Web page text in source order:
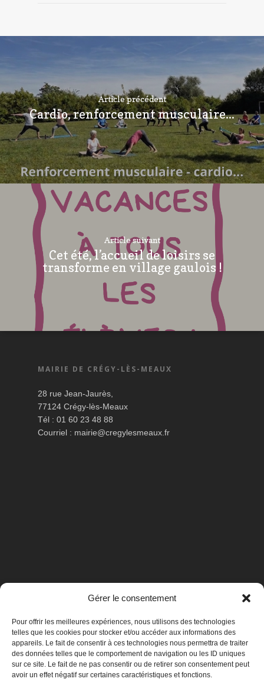
Gérer le consentement
Pour offrir les meilleures expériences, nous utilisons des technologies
telles que les cookies pour stocker et/ou accéder aux informations des
appareils. Le fait de consentir à ces technologies nous permettra de traiter
des données telles que le comportement de navigation ou les ID uniques
sur ce site. Le fait de ne pas consentir ou de retirer son consentement peut
avoir un effet négatif sur certaines caractéristiques et fonctions.
Article précédent
Cardio, renforcement musculaire...
Article suivant
Cet été, l’accueil de loisirs se
transforme en village gaulois !
MAIRIE DE CRÉGY-LÈS-MEAUX
28 rue Jean-Jaurès,
77124 Crégy-lès-Meaux
Tél : 01 60 23 48 88
Courriel : mairie@cregylesmeaux.fr
Mentions légales